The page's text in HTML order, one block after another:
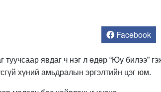
Facebook
явдаг ч нэг л өдөр “Юу билээ”
хүний амьдралын эргэлтийн цэг юм.